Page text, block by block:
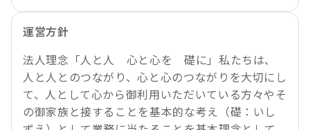
運営方針
法人理念「人と人 心と心を 礎に」私たちは、
人と人とのつながり、心と心のつながりを大切にし
て、人として心から御利用いただいている方々やそ
の御家族と接することを基本的な考え（礎：いし